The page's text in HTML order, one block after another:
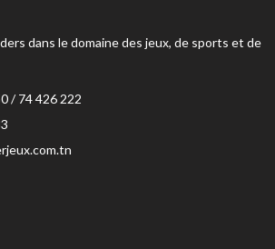
dans le domaine des jeux, de sports et de
/ 74 426 222